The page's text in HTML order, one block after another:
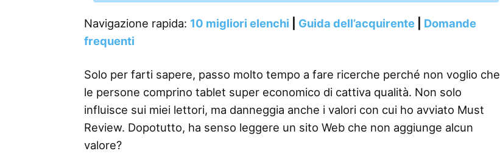
Navigazione rapida: 10 migliori elenchi Guida dell’acquirente
Domande
frequenti
Solo per farti sapere, passo molto tempo a fare ricerche perché non voglio che
le persone comprino tablet super economico di cattiva qualità. Non solo
influisce sui miei lettori, ma danneggia anche i valori con cui ho avviato Must
Review. Dopotutto, ha senso leggere un sito Web che non aggiunge alcun
valore?